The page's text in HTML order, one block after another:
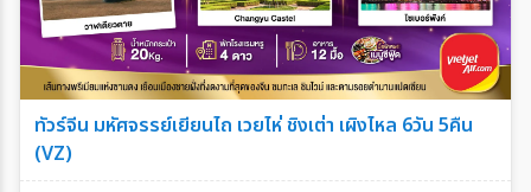
ทัวร์จีน มหัศจรรย์เยียนไถ เวยไห่ ชิงเต่า เผิงไหล 6วัน 5คืน
(VZ)